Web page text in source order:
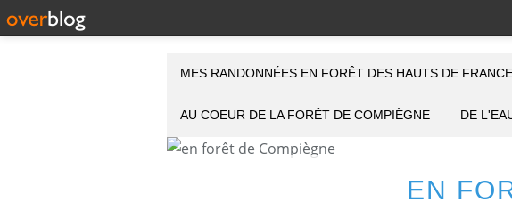
EN
MES RANDONNÉES EN FORÊT DES HAUTS DE FRANCE
AU COEUR DE LA FORÊT DE COMPIÈGNE DE